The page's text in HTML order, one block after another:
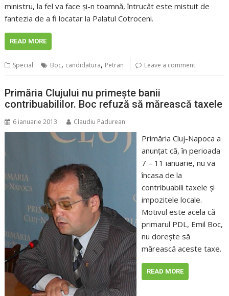
ministru, la fel va face şi-n toamnă, întrucât este mistuit de
fantezia de a fi locatar la Palatul Cotroceni.
READ MORE
Special Boc, candidatura, Petran Leave a comment
Primăria Clujului nu primeşte banii
contribuabililor. Boc refuză să mărească taxele
6 ianuarie 2013 Claudiu Padurean
Primăria Cluj-Napoca a
anunţat că, în perioada
7 – 11 ianuarie, nu va
încasa de la
contribuabili taxele şi
impozitele locale.
Motivul este acela că
primarul PDL, Emil Boc,
nu doreşte să
mărească aceste taxe.
READ MORE